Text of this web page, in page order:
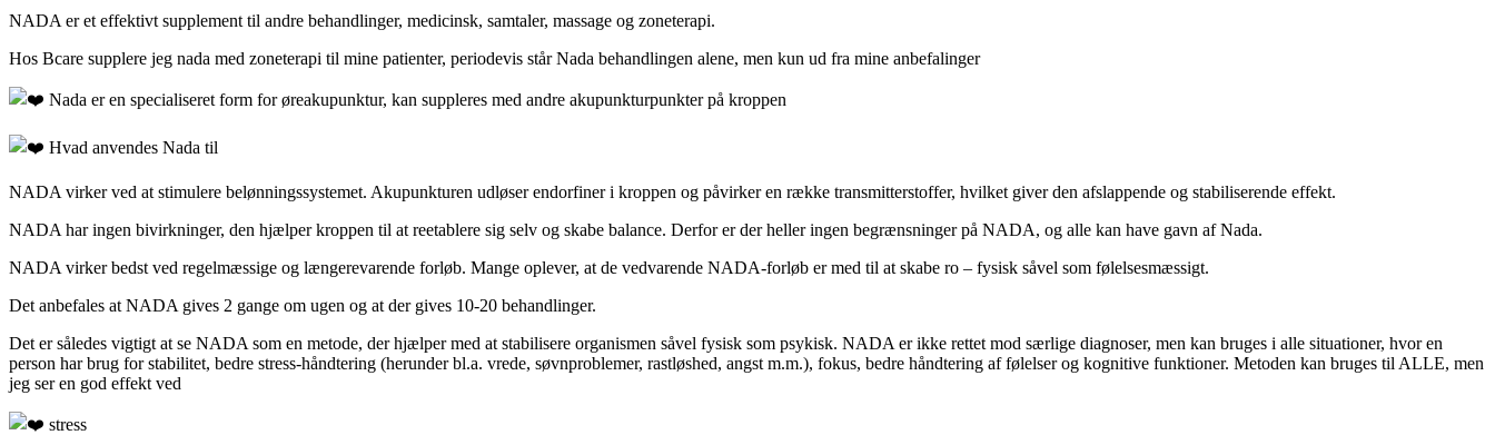
NADA er et effektivt supplement til andre behandlinger, medicinsk, samtaler, massage og zoneterapi.
Hos Bcare supplere jeg nada med zoneterapi til mine patienter, periodevis står Nada behandlingen alene, men kun ud fra mine anbefalinger
Nada er en specialiseret form for øreakupunktur, kan suppleres med andre akupunkturpunkter på kroppen
Hvad anvendes Nada til
NADA virker ved at stimulere belønningssystemet. Akupunkturen udløser endorfiner i kroppen og påvirker en række transmitterstoffer, hvilket giver den afslappende og stabiliserende effekt.
NADA har ingen bivirkninger, den hjælper kroppen til at reetablere sig selv og skabe balance. Derfor er der heller ingen begrænsninger på NADA, og alle kan have gavn af Nada.
NADA virker bedst ved regelmæssige og længerevarende forløb. Mange oplever, at de vedvarende NADA-forløb er med til at skabe ro – fysisk såvel som følelsesmæssigt.
Det anbefales at NADA gives 2 gange om ugen og at der gives 10-20 behandlinger.
Det er således vigtigt at se NADA som en metode, der hjælper med at stabilisere organismen såvel fysisk som psykisk. NADA er ikke rettet mod særlige diagnoser, men kan bruges i alle situationer, hvor en
person har brug for stabilitet, bedre stress-håndtering (herunder bl.a. vrede, søvnproblemer, rastløshed, angst m.m.), fokus, bedre håndtering af følelser og kognitive funktioner. Metoden kan bruges til ALLE, men
jeg ser en god effekt ved
stress